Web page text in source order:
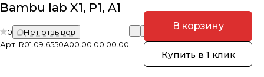
Bambu lab X1, P1, A1
0
Нет отзывов
Арт. R01.09.6550A00.00.00.00.00
В корзину
Купить в 1 клик